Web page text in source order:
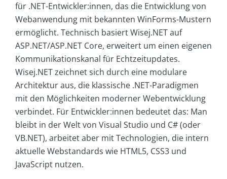
für .NET-Entwickler:innen, das die Entwicklung von
Webanwendung mit bekannten WinForms-Mustern
ermöglicht. Technisch basiert Wisej.NET auf
ASP.NET/ASP.NET Core, erweitert um einen eigenen
Kommunikationskanal für Echtzeitupdates.
Wisej.NET zeichnet sich durch eine modulare
Architektur aus, die klassische .NET-Paradigmen
mit den Möglichkeiten moderner Webentwicklung
verbindet. Für Entwickler:innen bedeutet das: Man
bleibt in der Welt von Visual Studio und C# (oder
VB.NET), arbeitet aber mit Technologien, die intern
aktuelle Webstandards wie HTML5, CSS3 und
JavaScript nutzen.